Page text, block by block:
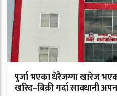
पुर्जा भएका धेरैजग्गा खारेज
खरिद–बिक्री गर्दा सावधानी